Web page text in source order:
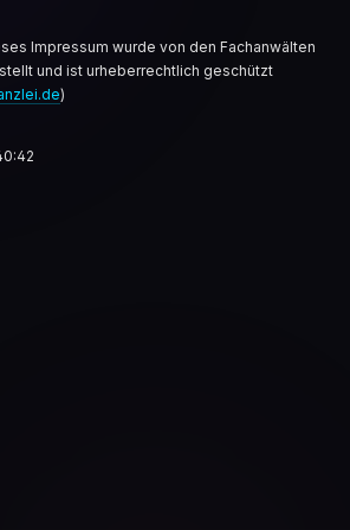
Impressum wurde von den Fachanwälten
und ist urheberrechtlich geschützt
)